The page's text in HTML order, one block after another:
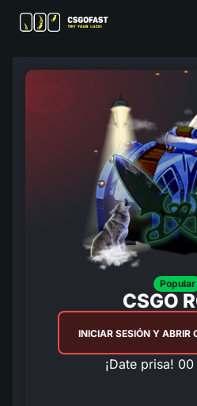
Popular
CSGO
INICIAR SESIÓN Y ABRIR
¡Date prisa!